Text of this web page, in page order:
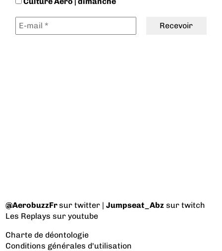
@AerobuzzFrsur twitter |Jumpseat_Abz sur twitch
Les Replays sur youtube
Charte de déontologie
Conditions générales d'utilisation